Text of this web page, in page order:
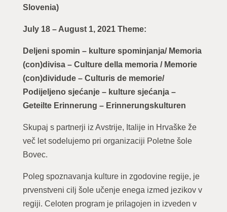
Slovenia)
July 18 – August 1, 2021 Theme:
Deljeni spomin – kulture spominjanja/ Memoria
(con)divisa – Culture della memoria / Memorie
(con)dividude – Culturis de memorie/
Podijeljeno sjećanje – kulture sjećanja –
Geteilte Erinnerung – Erinnerungskulturen
Skupaj s partnerji iz Avstrije, Italije in Hrvaške že
več let sodelujemo pri organizaciji Poletne šole
Bovec.
Poleg spoznavanja kulture in zgodovine regije, je
prvenstveni cilj šole učenje enega izmed jezikov v
regiji. Celoten program je prilagojen in izveden v